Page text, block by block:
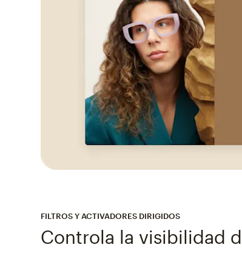
FILTROS Y ACTIVADORES DIRIGIDOS
Controla la visibilidad